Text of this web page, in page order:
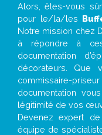
Alors, êtes-vous
pour le/la/les
Notre mission chez
à répondre à
documentation
décorateurs. Que
commissaire-
documentation
légitimité de vos
Devenez expert de
équipe de